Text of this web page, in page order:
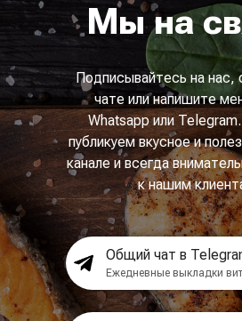
Мы на
Подписывайтесь на нас,
чате или напишите
Whatsapp или
публикуем вкусное и
канале и всегда
к нашим
Общий чат в
Ежедневные выкладки